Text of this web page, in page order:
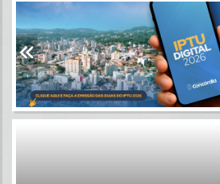
Portais
Por favor, aguarde...